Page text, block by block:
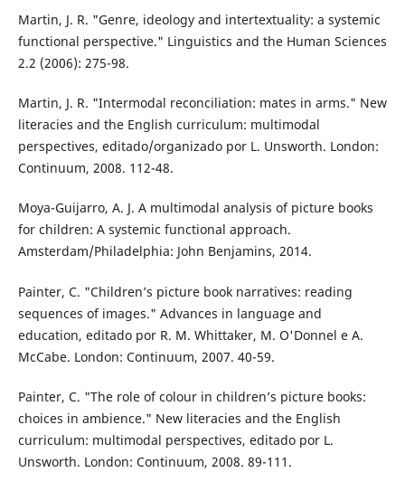
Martin, J. R. "Genre, ideology and intertextuality: a systemic
functional perspective." Linguistics and the Human Sciences
2.2 (2006): 275-98.
Martin, J. R. "Intermodal reconciliation: mates in arms." New
literacies and the English curriculum: multimodal
perspectives, editado/organizado por L. Unsworth. London:
Continuum, 2008. 112-48.
Moya-Guijarro, A. J. A multimodal analysis of picture books
for children: A systemic functional approach.
Amsterdam/Philadelphia: John Benjamins, 2014.
Painter, C. "Children’s picture book narratives: reading
sequences of images." Advances in language and
education, editado por R. M. Whittaker, M. O'Donnel e A.
McCabe. London: Continuum, 2007. 40-59.
Painter, C. "The role of colour in children’s picture books:
choices in ambience." New literacies and the English
curriculum: multimodal perspectives, editado por L.
Unsworth. London: Continuum, 2008. 89-111.